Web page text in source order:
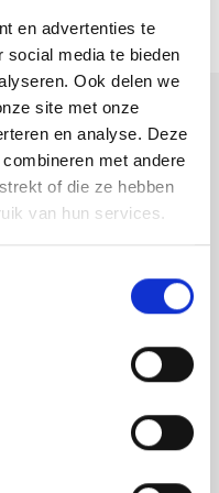
en advertenties te
social media te bieden
Ook delen we
site met onze
en analyse. Deze
met andere
of die ze hebben
van hun services.